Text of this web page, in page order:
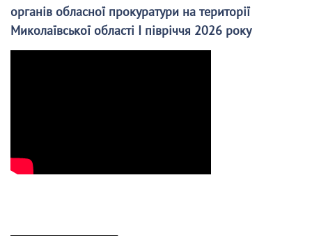
органів обласної прокуратури на території
Миколаївської області І півріччя 2026 року